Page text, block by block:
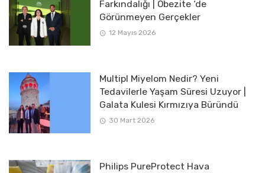
Farkındalığı | Obezite ‘de
Görünmeyen Gerçekler
12 Mayıs 2026
Multipl Miyelom Nedir? Yeni
Tedavilerle Yaşam Süresi Uzuyor |
Galata Kulesi Kırmızıya Büründü
30 Mart 2026
Philips PureProtect Hava